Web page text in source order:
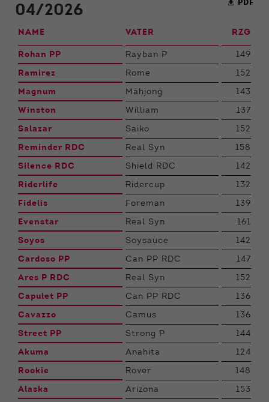
04/2026
PDF
NAME VATER RZG
Rohan PP Rayban P 149
Ramirez Rome 152
Magnum Mahjong 143
Winston William 137
Salazar Saiko 152
Reminder RDC Real Syn 158
Silence RDC Shield RDC 142
Riderlife Ridercup 132
Fidelis Foreman 139
Evenstar Real Syn 161
Soyos Soysauce 142
Cardoso PP Can PP RDC 147
Ares P RDC Real Syn 152
Capulet PP Can PP RDC 136
Cavazzo Camus 136
Street PP Strong P 144
Akuma Anahita 124
Rookie Rover 148
Alaska Arizona 153